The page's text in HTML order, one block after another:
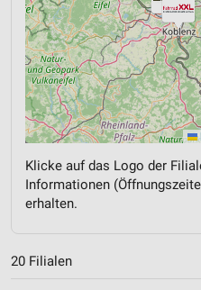
Klicke auf das Logo der
Informationen
erhalten.
20 Filialen